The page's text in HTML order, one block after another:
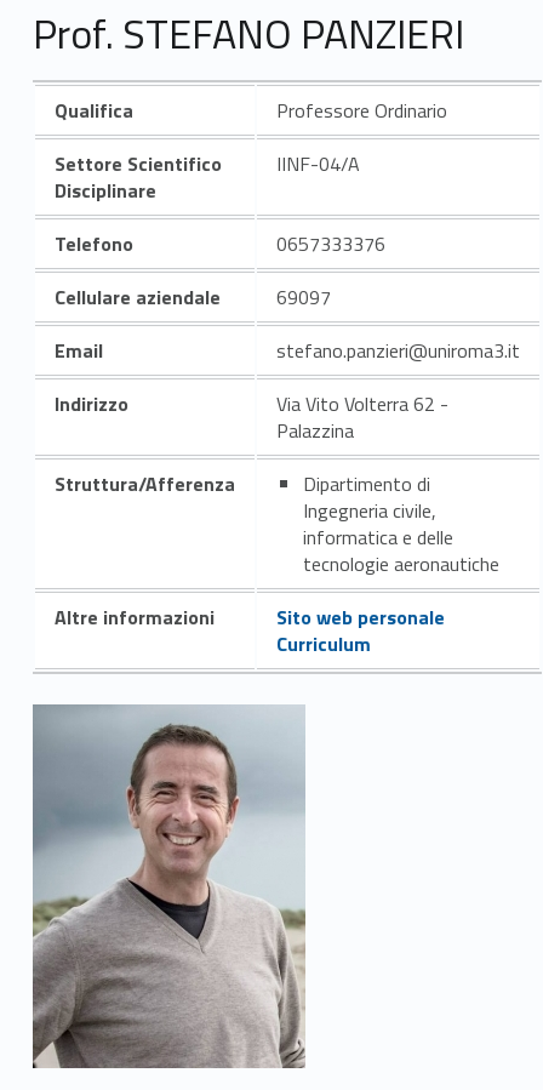
Prof. STEFANO PANZIERI
Qualifica
Professore Ordinario
Settore Scientifico
Disciplinare
IINF-04/A
Telefono
0657333376
Cellulare aziendale
69097
Email
stefano.panzieri@uniroma3.it
Indirizzo
Via Vito Volterra 62 -
Palazzina
Struttura/Afferenza
Dipartimento di
Ingegneria civile,
informatica e delle
tecnologie aeronautiche
Altre informazioni
Sito web personale
Curriculum